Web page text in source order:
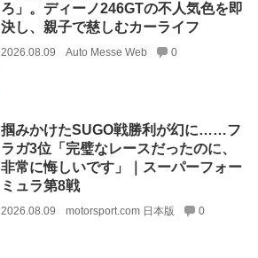
ろ」。ディーノ246GTの不人気色を即
決し、親子で慈しむカーライフ
2026.08.09 Auto Messe Web 0
掴みかけたSUGO戦勝利が幻に……フ
ラガ3位「完璧なレースだったのに、
非常に悔しいです」｜スーパーフォー
ミュラ第8戦
2026.08.09 motorsport.com 日本版 0